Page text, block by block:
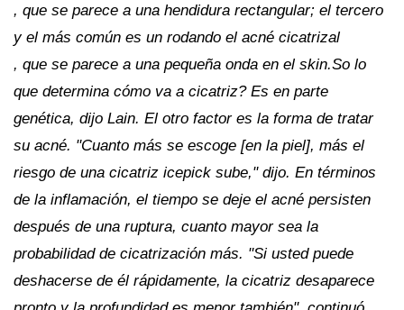
, que se parece a una hendidura rectangular; el tercero
y el más común es un rodando el acné cicatrizal
, que se parece a una pequeña onda en el skin.So lo
que determina cómo va a cicatriz? Es en parte
genética, dijo Lain. El otro factor es la forma de tratar
su acné. "Cuanto más se escoge [en la piel], más el
riesgo de una cicatriz icepick sube," dijo. En términos
de la inflamación, el tiempo se deje el acné persisten
después de una ruptura, cuanto mayor sea la
probabilidad de cicatrización más. "Si usted puede
deshacerse de él rápidamente, la cicatriz desaparece